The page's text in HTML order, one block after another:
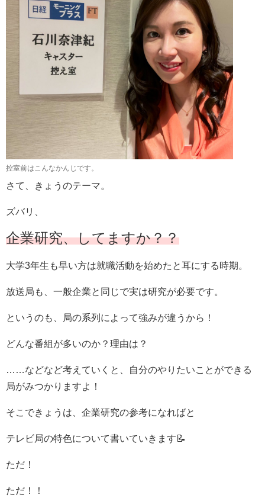
控室前はこんなかんじです。
さて、きょうのテーマ。
ズバリ、
企業研究、してますか？？
大学3年生も早い方は就職活動を始めたと耳にする時期。
放送局も、一般企業と同じで実は研究が必要です。
というのも、局の系列によって強みが違うから！
どんな番組が多いのか？理由は？
……などなど考えていくと、自分のやりたいことができる
局がみつかりますよ！
そこできょうは、企業研究の参考になればと
テレビ局の特色について書いていきます📝
ただ！
ただ！！